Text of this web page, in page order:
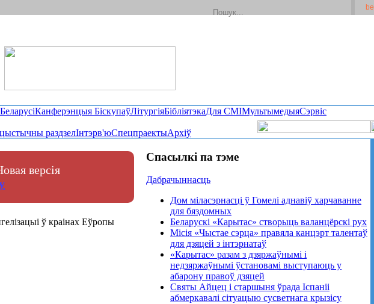
be
Канферэнцыя БіскупаўЛітургіяБібліятэкаДля СМІМультымедыяСэрвіс
раздзелІнтэрв'юСпецпраектыАрхіў
версія
ў краінах Еўропы
Спасылкі па тэме
Дабрачыннасць
Дом міласэрнасці ў Гомелі аднавіў харчаванне
для бяздомных
Беларускі «Карытас» створыць валанцёрскі рух
Місія «Чыстае сэрца» правяла канцэрт талентаў
для дзяцей з інтэрнатаў
«Карытас» разам з дзяржаўнымі і
недзяржаўнымі ўстановамі выступаюць у
абарону правоў дзяцей
Святы Айцец і старшыня ўрада Іспаніі
абмеркавалі сітуацыю сусветнага крызісу